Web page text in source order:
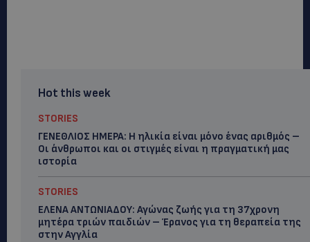
Hot this week
STORIES
ΓΕΝΕΘΛΙΟΣ ΗΜΕΡΑ: Η ηλικία είναι μόνο ένας αριθμός –
Οι άνθρωποι και οι στιγμές είναι η πραγματική μας
ιστορία
STORIES
ΕΛΕΝΑ ΑΝΤΩΝΙΑΔΟΥ: Αγώνας ζωής για τη 37χρονη
μητέρα τριών παιδιών – Έρανος για τη θεραπεία της
στην Αγγλία